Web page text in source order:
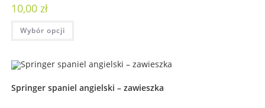
10,00 zł
Wybór opcji
Springer spaniel angielski – zawieszka